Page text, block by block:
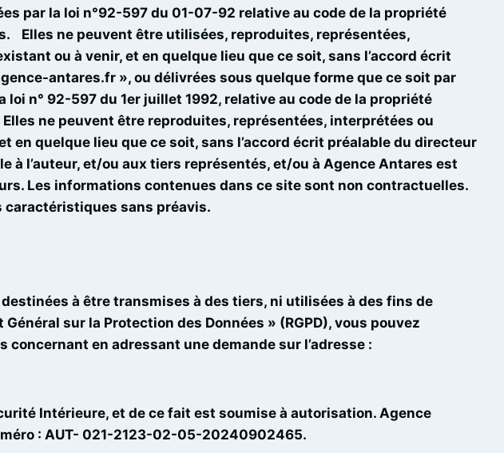
par la loi n°92-597 du 01-07-92 relative au code de la propriété
Elles ne peuvent être utilisées, reproduites, représentées,
ou à venir, et en quelque lieu que ce soit, sans l’accord écrit
antares.fr », ou délivrées sous quelque forme que ce soit par
n° 92-597 du 1er juillet 1992, relative au code de la propriété
ne peuvent être reproduites, représentées, interprétées ou
en quelque lieu que ce soit, sans l’accord écrit préalable du directeur
l’auteur, et/ou aux tiers représentés, et/ou à Agence Antares est
Les informations contenues dans ce site sont non contractuelles.
caractéristiques sans préavis.
à être transmises à des tiers, ni utilisées à des fins de
sur la Protection des Données » (RGPD), vous pouvez
en adressant une demande sur l’adresse :
Intérieure, et de ce fait est soumise à autorisation. Agence
: AUT- 021-2123-02-05-20240902465.